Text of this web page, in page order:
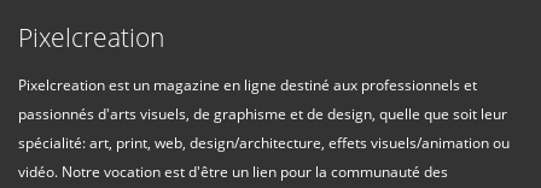
Pixelcreation
Pixelcreation est un magazine en ligne destiné aux professionnels et
passionnés d'arts visuels, de graphisme et de design, quelle que soit leur
spécialité: art, print, web, design/architecture, effets visuels/animation ou
vidéo. Notre vocation est d'être un lien pour la communauté des